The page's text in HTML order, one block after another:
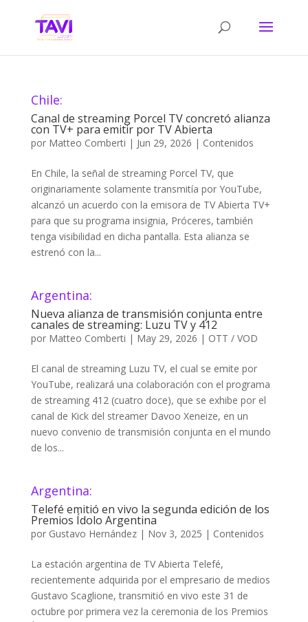
Chile:
Canal de streaming Porcel TV concretó alianza
con TV+ para emitir por TV Abierta
por Matteo Comberti | Jun 29, 2026 | Contenidos
En Chile, la señal de streaming Porcel TV, que
originariamente solamente transmitía por YouTube,
alcanzó un acuerdo con la emisora de TV Abierta TV+
para que su programa insignia, Próceres, también
tenga visibilidad en dicha pantalla. Esta alianza se
estrenó con la...
Argentina:
Nueva alianza de transmisión conjunta entre
canales de streaming: Luzu TV y 412
por Matteo Comberti | May 29, 2026 | OTT / VOD
El canal de streaming Luzu TV, el cual se emite por
YouTube, realizará una colaboración con el programa
de streaming 412 (cuatro doce), que se exhibe por el
canal de Kick del streamer Davoo Xeneize, en un
nuevo convenio de transmisión conjunta en el mundo
de los...
Argentina:
Telefé emitió en vivo la segunda edición de los
Premios Ídolo Argentina
por Gustavo Hernández| Nov 3, 2025 | Contenidos
La estación argentina de TV Abierta Telefé,
recientemente adquirida por el empresario de medios
Gustavo Scaglione, transmitió en vivo este 31 de
octubre por primera vez la ceremonia de los Premios